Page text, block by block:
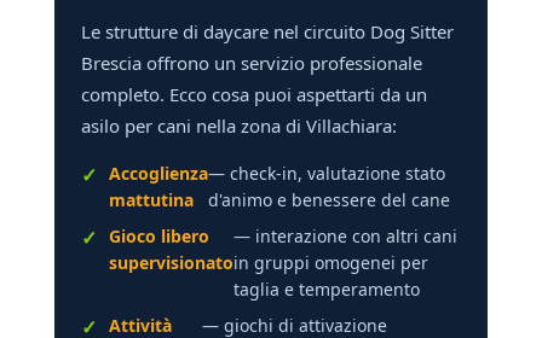
Le strutture di daycare nel circuito Dog Sitter
Brescia offrono un servizio professionale
completo. Ecco cosa puoi aspettarti da un
asilo per cani nella zona di Villachiara:
Accoglienza
mattutina
— check-in, valutazione stato
d'animo e benessere del cane
Gioco libero
supervisionato
— interazione con altri cani
in gruppi omogenei per
taglia e temperamento
Attività
— giochi di attivazione